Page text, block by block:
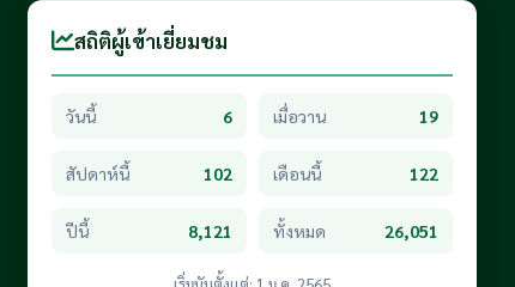
สถิติผู้เข้าเยี่ยมชม
วันนี้ 6 เมื่อวาน 19
สัปดาห์นี้ 102 เดือนนี้ 122
ปีนี้ 8,121 ทั้งหมด 26,051